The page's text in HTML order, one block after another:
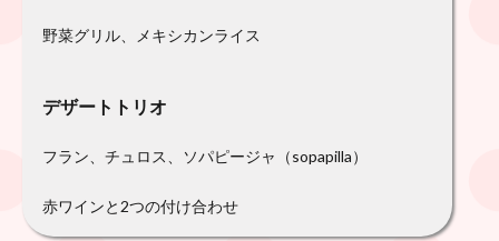
野菜グリル、メキシカンライス
デザートトリオ
フラン、チュロス、ソパピージャ（sopapilla）
赤ワインと2つの付け合わせ